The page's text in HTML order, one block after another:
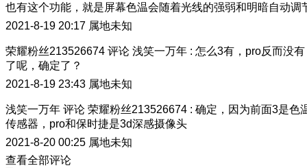
也有这个功能，就是屏幕色温会随着光线的强弱和明暗自动调
2021-8-19 20:17 属地未知
荣耀粉丝213526674 评论 浅笑一万年 : 怎么3有，pro反而没有
了呢，确定了？
2021-8-19 23:43 属地未知
浅笑一万年 评论 荣耀粉丝213526674 : 确定，因为前面3是色
传感器，pro和保时捷是3d深感摄像头
2021-8-20 00:25 属地未知
查看全部评论